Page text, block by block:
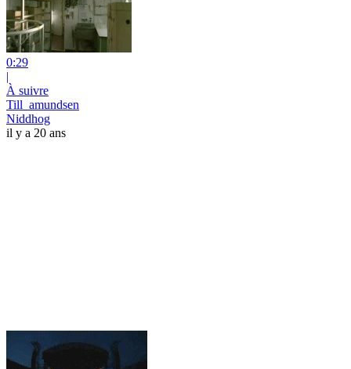
0:29
|
À suivre
Till_amundsen
Niddhog
il y a 20 ans